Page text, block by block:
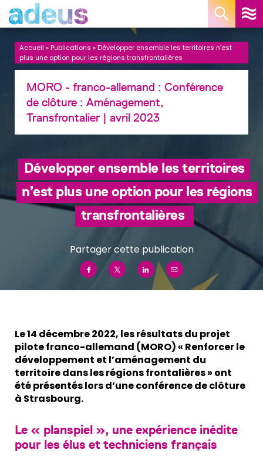
Accueil »Publications »Développer ensemble les territoires n’est
plus une option pour les régions transfrontalières
MORO - franco-allemand : Conférence
de clôture : Aménagement,
Transfrontalier | avril 2023
Développer ensemble les territoires
n’est plus une option pour les régions
transfrontalières
Partager cette publication
Le 14 décembre 2022, les résultats du projet
pilote franco-allemand (MORO) « Renforcer le
développement et l’aménagement du
territoire dans les régions frontalières » ont
été présentés lors d’une conférence de clôture
à Strasbourg.
Le « planspiel », une expérience inédite
pour les élus et techniciens français
Panneau de gestion des cookies